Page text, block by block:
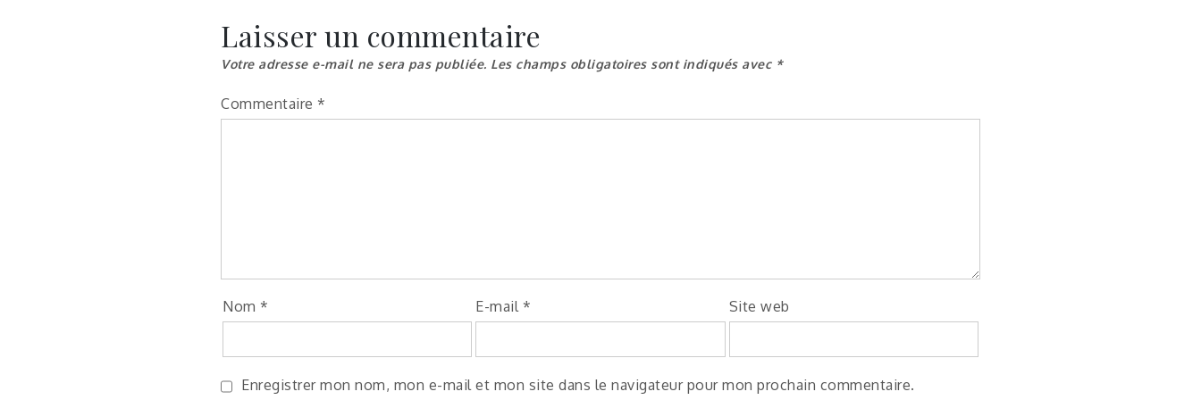
l’article
Laisser un commentaire
Votre adresse e-mail ne sera pas publiée. Les champs obligatoires sont indiqués avec *
Commentaire *
Nom * E-mail * Site web
Enregistrer mon nom, mon e-mail et mon site dans le navigateur pour mon prochain commentaire.